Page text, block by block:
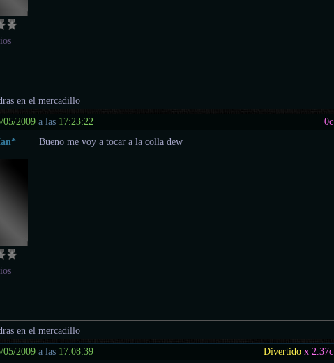
en el mercadillo
05/2009 a las 17:23:22 0c.
Bueno me voy a tocar a la colla dew
en el mercadillo
05/2009 a las 17:08:39 Divertido x 2.37c.